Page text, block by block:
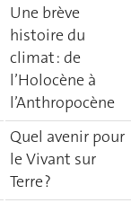
Une brève
histoire du
climat : de
l’Holocène à
l’Anthropocène
Quel avenir pour
le Vivant sur
Terre ?